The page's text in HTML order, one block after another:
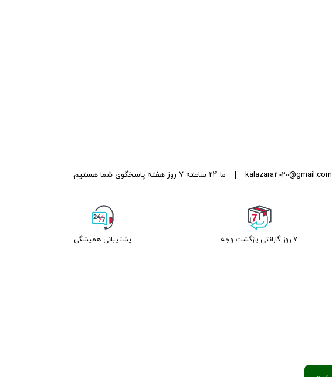
kalazara2020@gmail.com ما 24 ساعته 7 روز هفته پاسخگوی شما هستیم.
7 روز گارانتی بازگشت وجه پشتیبانی همیشگی